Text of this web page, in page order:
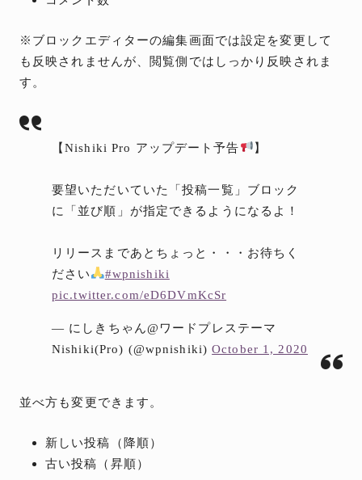
※ブロックエディターの編集画面では設定を変更して
も反映されませんが、閲覧側ではしっかり反映されま
す。
【Nishiki Pro アップデート予告 】
要望いただいていた「投稿一覧」ブロック
に「並び順」が指定できるようになるよ！
リリースまであとちょっと・・・お待ちく
ださい
#wpnishiki
pic.twitter.com/eD6DVmKcSr
— にしきちゃん@ワードプレステーマ
Nishiki(Pro) (@wpnishiki)October 1, 2020
並べ方も変更できます。
新しい投稿（降順）
古い投稿（昇順）